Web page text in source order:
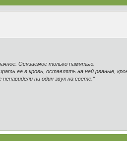
Осязаемое только памятью.
ее в кровь, оставлять на ней рваные,
ни один звук на свете."